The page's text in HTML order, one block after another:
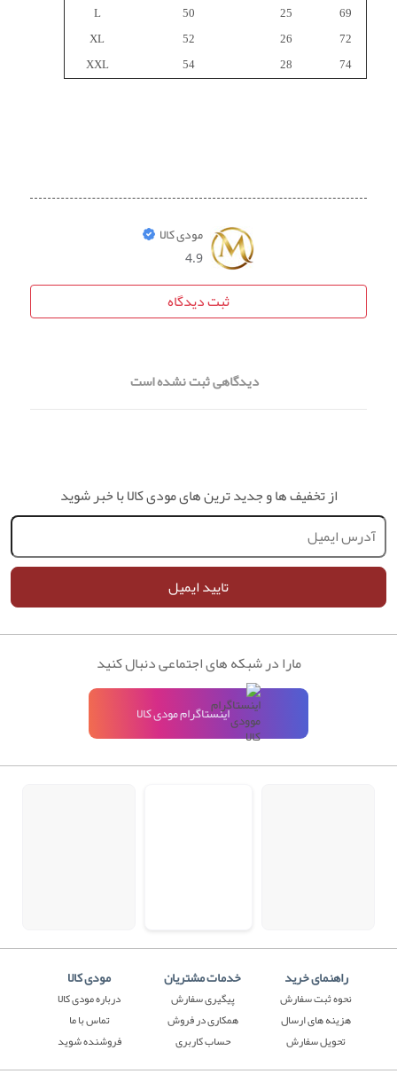
69
25
50
L
72
26
52
XL
74
28
54
XXL
مودی کالا
4.9
ثبت دیدگاه
دیدگاهی ثبت نشده است
از تخفیف ها و جدید ترین های مودی کالا با خبر شوید
تایید ایمیل
مارا در شبکه های اجتماعی دنبال کنید
اینستاگرام مودی کالا
راهنمای خرید
نحوه ثبت سفارش
هزینه های ارسال
تحویل سفارش
خدمات مشتریان
پیگیری سفارش
همکاری در فروش
حساب کاربری
مودی کالا
درباره مودی کالا
تماس با ما
فروشنده شوید